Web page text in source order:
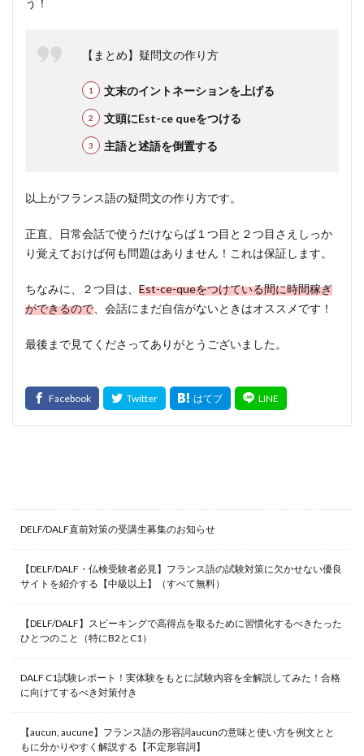
う！
【まとめ】疑問文の作り方
文末のイントネーションを上げる
文頭にEst-ce queをつける
主語と述語を倒置する
以上がフランス語の疑問文の作り方です。
正直、日常会話で使うだけならば１つ目と２つ目さえしっか
り覚えておけば何も問題はありません！これは保証します。
ちなみに、２つ目は、 Est-ce-queをつけている間に時間稼ぎ
ができるので 、会話にまだ自信がないときはオススメです！
最後まで見てくださってありがとうございました。
DELF/DALF直前対策の受講生募集のお知らせ
【DELF/DALF・仏検受験者必見】フランス語の試験対策に欠かせない優良
サイトを紹介する【中級以上】（すべて無料）
【DELF/DALF】スピーキングで高得点を取るために習慣化するべきたった
ひとつのこと（特にB2とC1）
DALF C1試験レポート！実体験をもとに試験内容を全解説してみた！合格
に向けてするべき対策付き
【aucun, aucune】フランス語の形容詞aucunの意味と使い方を例文とと
もに分かりやすく解説する【不定形容詞】